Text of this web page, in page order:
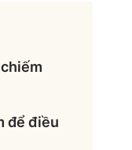
để điều